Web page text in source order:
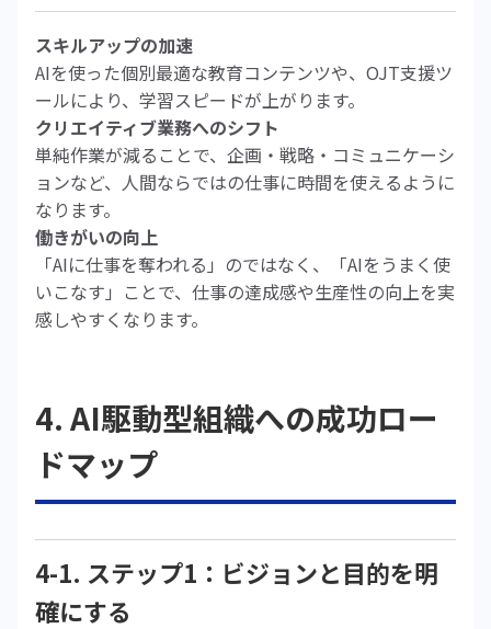
スキルアップの加速
AIを使った個別最適な教育コンテンツや、OJT支援ツ
ールにより、学習スピードが上がります。
クリエイティブ業務へのシフト
単純作業が減ることで、企画・戦略・コミュニケーシ
ョンなど、人間ならではの仕事に時間を使えるように
なります。
働きがいの向上
「AIに仕事を奪われる」のではなく、「AIをうまく使
いこなす」ことで、仕事の達成感や生産性の向上を実
感しやすくなります。
4. AI駆動型組織への成功ロー
ドマップ
4-1. ステップ1：ビジョンと目的を明
確にする